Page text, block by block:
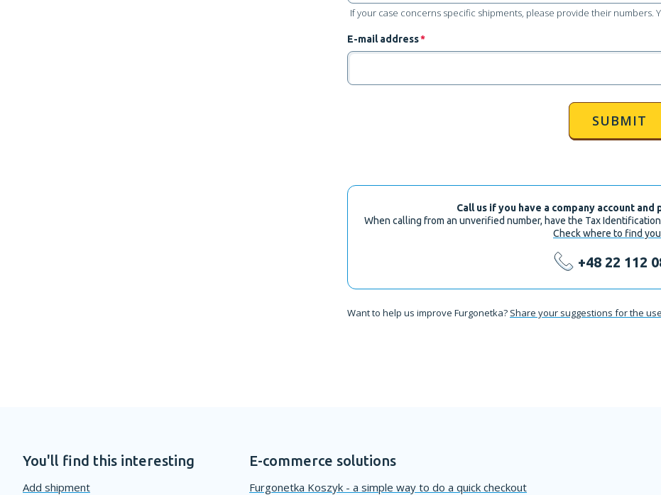
If your case concerns specific shipments, please provide their numbers.
E-mail address*
SUBMIT
Call us if you have a company account
When calling from an unverified number, have the Tax
Check where to find
+48 22 112
Want to help us improve Furgonetka? Share your suggestions for the
You'll find this interesting
Add shipment
E-commerce solutions
Furgonetka Koszyk - a simple way to do a quick checkout